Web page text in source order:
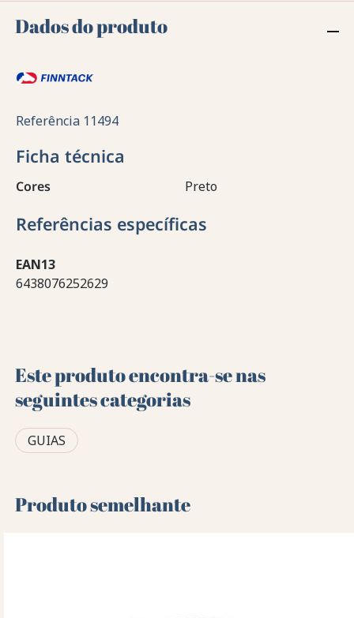
Dados do produto
Referência 11494
Ficha técnica
Cores Preto
Referências específicas
EAN13
6438076252629
Este produto encontra-se nas
seguintes categorias
GUIAS
Produto semelhante